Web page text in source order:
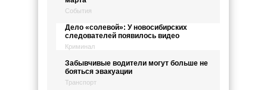
События
Дело «солевой»: У новосибирских
следователей появилось видео
Криминал
Забывчивые водители могут больше не
бояться эвакуации
Транспорт